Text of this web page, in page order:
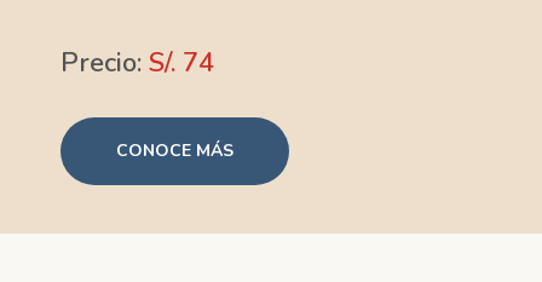
Precio: S/. 74
CONOCE MÁS